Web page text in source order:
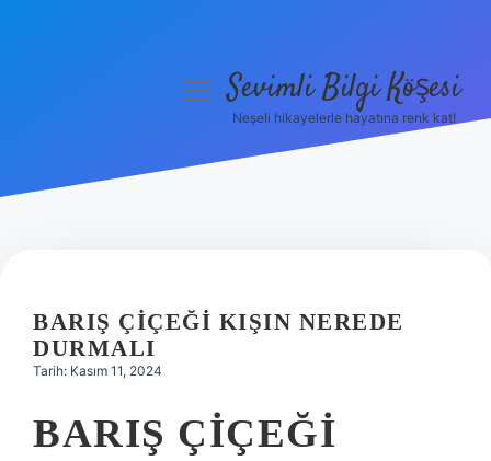
Hakkımızda
menüyüSevimli Bilgi Köşesi
Neşeli hikayelerle hayatına renk kat!
BARIŞ ÇIÇEĞI KIŞIN NEREDE
DURMALI
Tarih: Kasım 11, 2024
BARIŞ ÇIÇEĞI